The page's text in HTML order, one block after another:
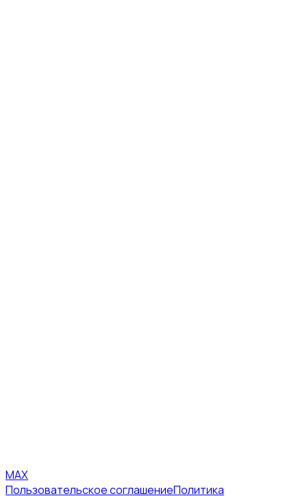
MAX
Пользовательское соглашениеПолитика